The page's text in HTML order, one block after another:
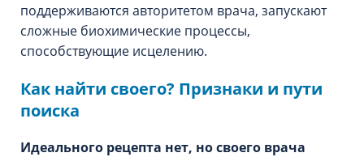
поддерживаются авторитетом врача, запускают
сложные биохимические процессы,
способствующие исцелению.
Как найти своего? Признаки и пути
поиска
Идеального рецепта нет, но своего врача